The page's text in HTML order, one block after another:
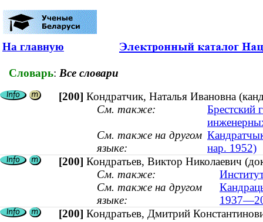
На главную
Словарь: Все словари
[200] Кондратчик, Наталья Ивановна
См. также:
Брестский
См. также на другом
языке:
нар. 1952)
[200] Кондратьев, Виктор Николаевич
См. также:
См. также на другом
языке:
[200] Кондратьев, Дмитрий